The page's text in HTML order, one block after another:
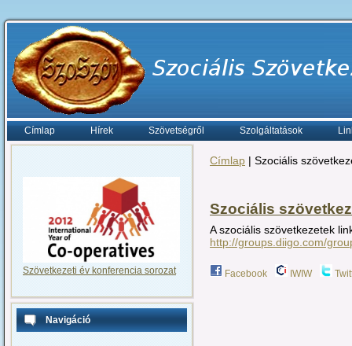
Címlap Hírek Szövetségről Szolgáltatások
Szövetkezeti év konferencia sorozat
Navigáció
Címlap | Szociális
Szociális
A szociális szövetkezetek
http://groups.diigo.com/
Facebook IWIW